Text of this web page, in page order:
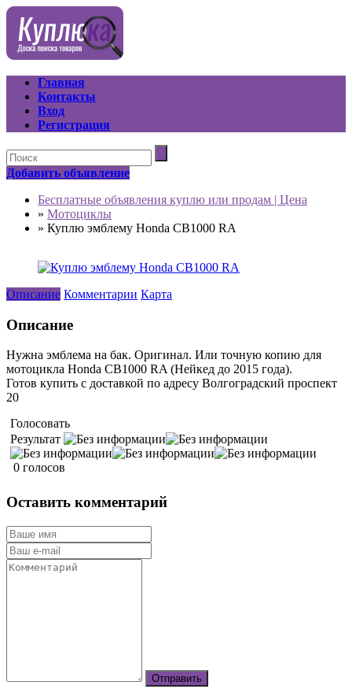
Главная
Контакты
Вход
Регистрация
Добавить объявление
Бесплатные объявления куплю или продам | Цена
» Мотоциклы
» Куплю эмблему Honda CB1000 RA
Описание Комментарии Карта
Описание
Нужна эмблема на бак. Оригинал. Или точную копию для
мотоцикла Honda CB1000 RA (Нейкед до 2015 года).
Готов купить с доставкой по адресу Волгоградский проспект
20
Голосовать
Результат
0 голосов
Оставить комментарий